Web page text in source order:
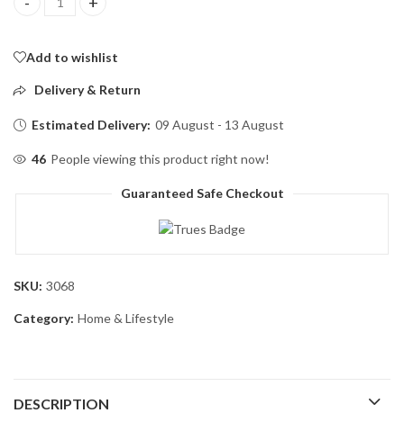
SWS Hi-Tech Ceramic Cartidge Water Purifier quantity
Add to wishlist
Delivery & Return
Estimated Delivery: 09 August - 13 August
46 People viewing this product right now!
Guaranteed Safe Checkout
SKU: 3068
Category: Home & Lifestyle
DESCRIPTION